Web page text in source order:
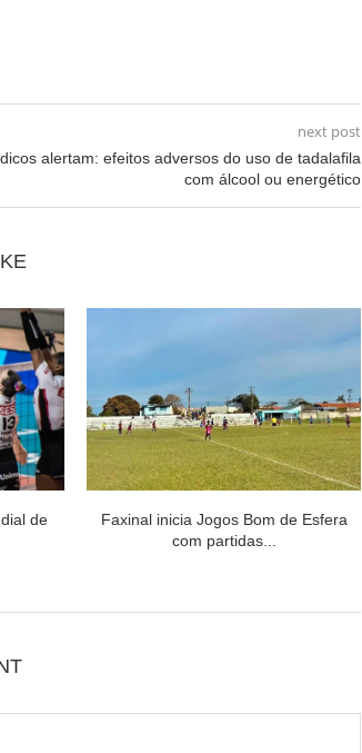
next post
alertam: efeitos adversos do uso de tadalafila
com álcool ou energético
de
Faxinal inicia Jogos Bom de Esfera
com partidas...